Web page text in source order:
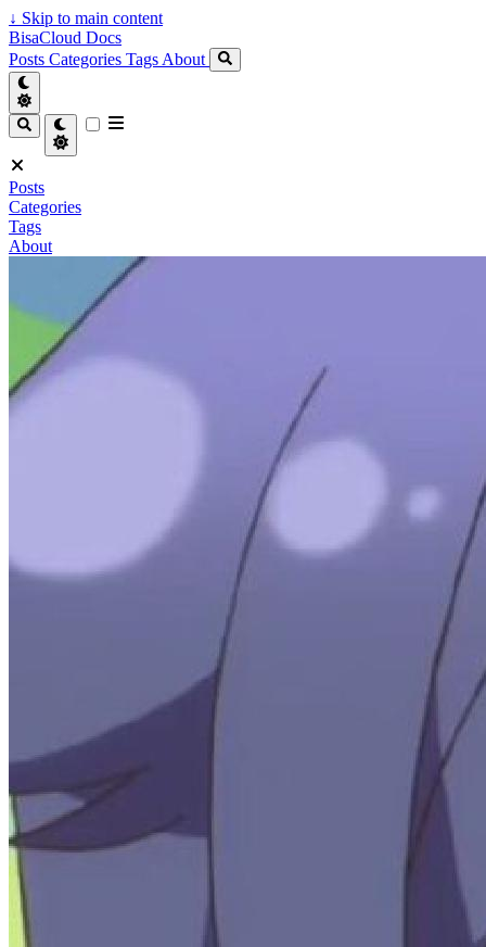
↓ Skip to main content
BisaCloud Docs
Posts Categories Tags About
Posts
Categories
Tags
About